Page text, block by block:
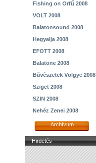
Fishing on Orfű 2008
VOLT 2008
Balatonsound 2008
Hegyalja 2008
EFOTT 2008
Balatone 2008
Bűvészetek Völgye 2008
Sziget 2008
SZIN 2008
Nehéz Zenei 2008
Archívum
Hirdetés